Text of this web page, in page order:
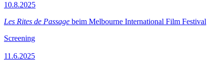
10.8.2025
Les Rites de Passage beim Melbourne International Film Festival
Screening
11.6.2025